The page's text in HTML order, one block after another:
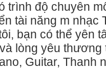
trình độ chuyên
tài năng m nhạc
bạn có thể yên
lòng yêu thương
Guitar, Thanh